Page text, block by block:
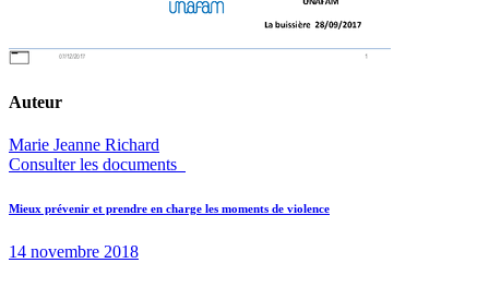
Auteur
Marie Jeanne Richard
Consulter les documents
Navigation
de
Previous
Mieux prévenir et prendre en charge les moments de violence
14 novembre 2018